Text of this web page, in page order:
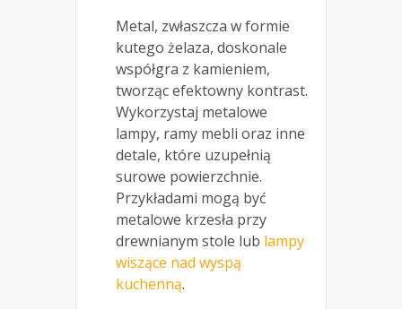
Metal, zwłaszcza w formie
kutego żelaza, doskonale
współgra z kamieniem,
tworząc efektowny kontrast.
Wykorzystaj metalowe
lampy, ramy mebli oraz inne
detale, które uzupełnią
surowe powierzchnie.
Przykładami mogą być
metalowe krzesła przy
drewnianym stole lub lampy
wiszące nad wyspą
kuchenną.